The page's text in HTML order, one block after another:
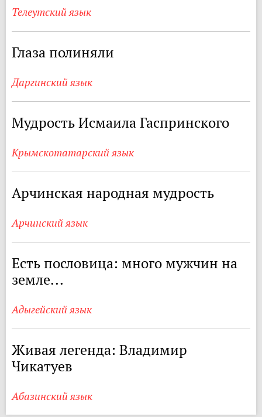
Телеутский язык
Глаза полиняли
Даргинский язык
Мудрость Исмаила Гаспринского
Крымскотатарский язык
Арчинская народная мудрость
Арчинский язык
Есть пословица: много мужчин на
земле...
Адыгейский язык
Живая легенда: Владимир
Чикатуев
Абазинский язык